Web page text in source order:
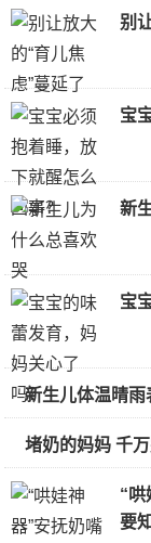
别
宝
新
宝
新生儿体温晴雨
堵奶的妈妈 千
“哄
要